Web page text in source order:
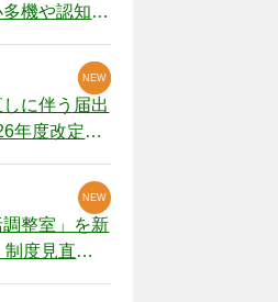
機や認知症
しに伴う届出
年度改定疑
NEW
NEW
整室」を新
度見直し
NEW